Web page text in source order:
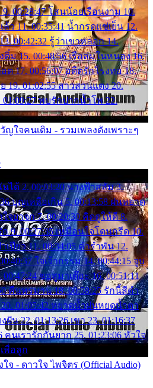
00:28:47 โสนน้อยเรือนงาม 10.
ว 11. 00:35:41 น้ำกรดแช่เย็น 12.
00:42:32 รู้ว่าเขาหลอก 14.
ม 15. 00:48:56 เรือล่มในหนอง 16.
ด 17. 00:56:07 อดีตรักโรงทอ 18.
19. 01:02:55 สาวสวนแตง 20.
01:09:27 พบรักปากน้ำโพ 22.
จคนเดิม - รวมเพลงดังเพราะๆ
ได้ 2. 00:03:20 นางฟ้าสลัม 3.
บุญเหลือเกิน 5. 00:13:58 ฝนหยาด
จยาจก 7. 00:20:30 คิดดูให้ดี 8.
9. 00:27:35 เหมือนใจโดนกรีด 10.
เปียว 11. 00:34:05 คำรำพัน 12.
ใจเจ้ากรรม 14. 00:44:15 จูบ
ขอสูมาเต๊อะ 16. 00:51:11
คืนทรมาน 18. 00:58:25 รักนี้สีดำ
20. 01:05:42 หยาดน้ำฝนหยดน้ำตา
ฝัน 22. 01:13:26 เขา 23. 01:16:37
คนเรารักกันยาก 25. 01:23:06 หัวใจ
เพื่อลูก
ใจ - ดาวใจ ไพจิตร (Official Audio)